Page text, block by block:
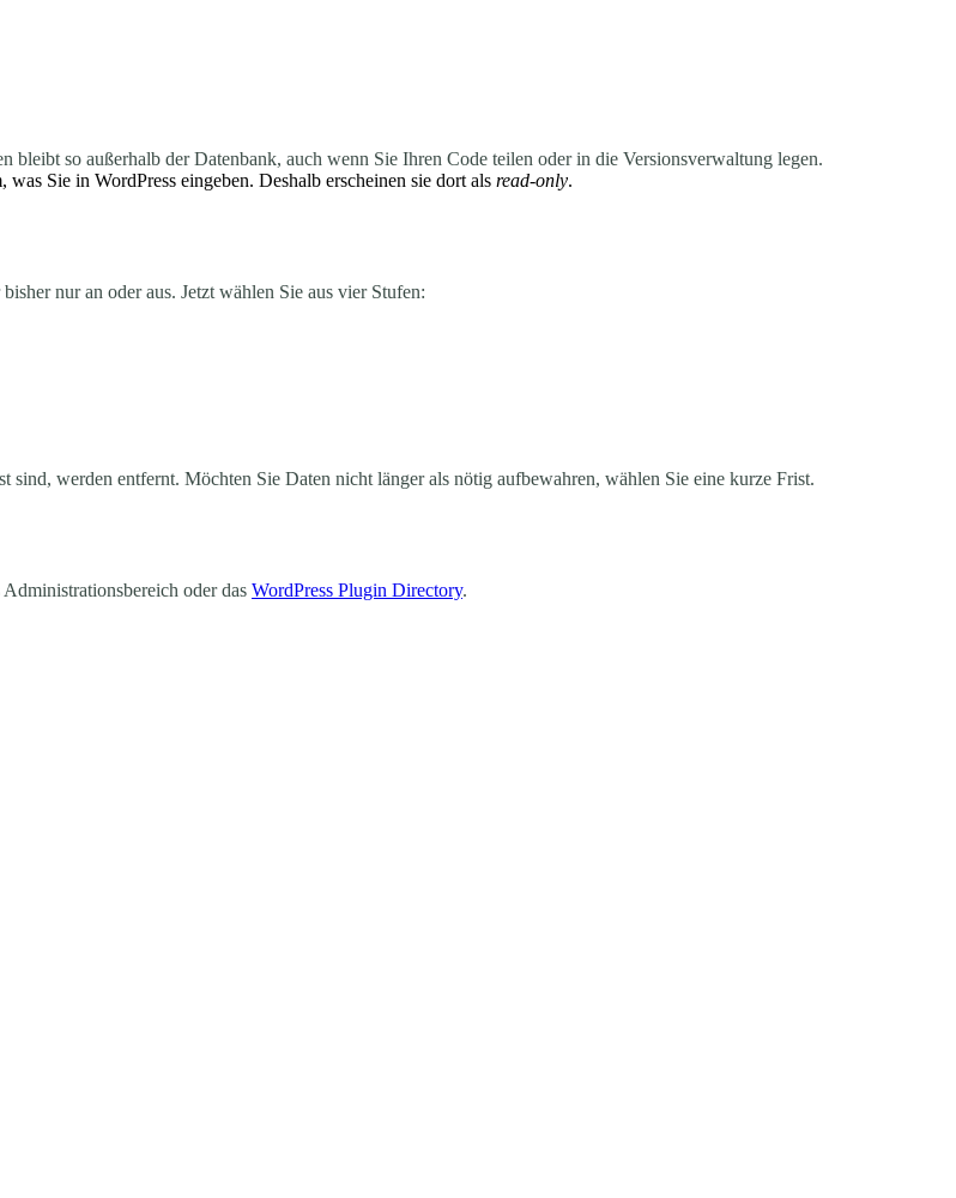
so außerhalb der Datenbank, auch wenn Sie Ihren Code teilen oder in die Versionsverwaltung legen.
was Sie in WordPress eingeben. Deshalb erscheinen sie dort als read-only.
nur an oder aus. Jetzt wählen Sie aus vier Stufen:
werden entfernt. Möchten Sie Daten nicht länger als nötig aufbewahren, wählen Sie eine kurze Frist.
oder das WordPress Plugin Directory.